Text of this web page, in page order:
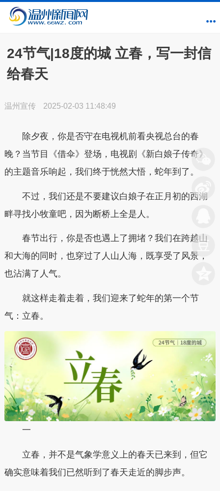
24节气|18度的城 立春，写一封信
给春天
温州宣传 2025-02-03 11:48:49
除夕夜，你是否守在电视机前看央视总台的春
晚？当节目《借伞》登场，电视剧《新白娘子传奇》
的主题音乐响起，我们终于恍然大悟，蛇年到了。
不过，我们还是不要建议白娘子在正月初的西湖
畔寻找小牧童吧，因为断桥上全是人。
春节出行，你是否也遇上了拥堵？我们在跨越山
和大海的同时，也穿过了人山人海，既享受了风景，
也沾满了人气。
就这样走着走着，我们迎来了蛇年的第一个节
气：立春。
一
立春，并不是气象学意义上的春天已来到，但它
确实意味着我们已然听到了春天走近的脚步声。